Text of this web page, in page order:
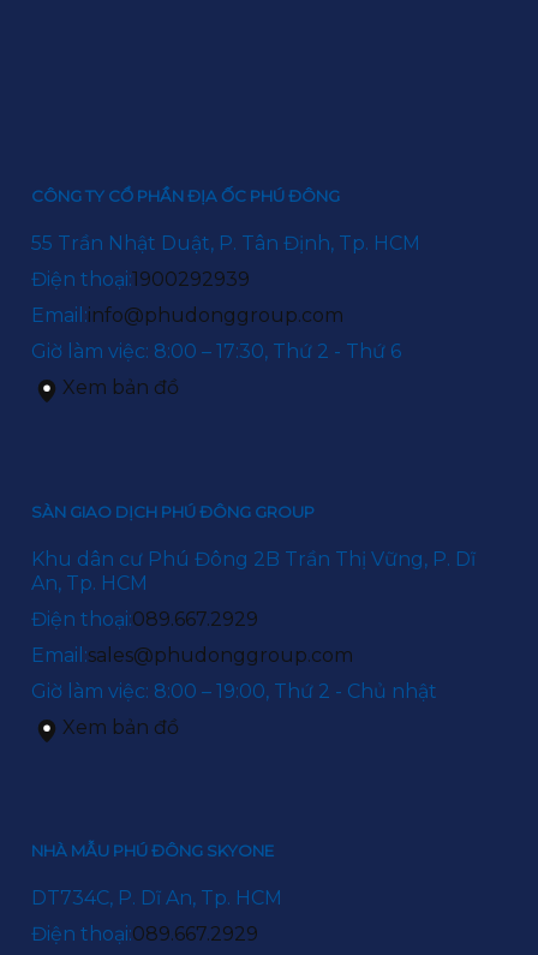
CÔNG TY CỔ PHẦN ĐỊA ỐC PHÚ ĐÔNG
55 Trần Nhật Duật, P. Tân Định, Tp. HCM
Điện thoại:1900292939
Email:info@phudonggroup.com
Giờ làm việc: 8:00 – 17:30, Thứ 2 - Thứ 6
Xem bản đồ
SÀN GIAO DỊCH PHÚ ĐÔNG GROUP
Khu dân cư Phú Đông 2B Trần Thị Vững, P. Dĩ
An, Tp. HCM
Điện thoại:089.667.2929
Email:sales@phudonggroup.com
Giờ làm việc: 8:00 – 19:00, Thứ 2 - Chủ nhật
Xem bản đồ
NHÀ MẪU PHÚ ĐÔNG SKYONE
DT734C, P. Dĩ An, Tp. HCM
Điện thoại:089.667.2929